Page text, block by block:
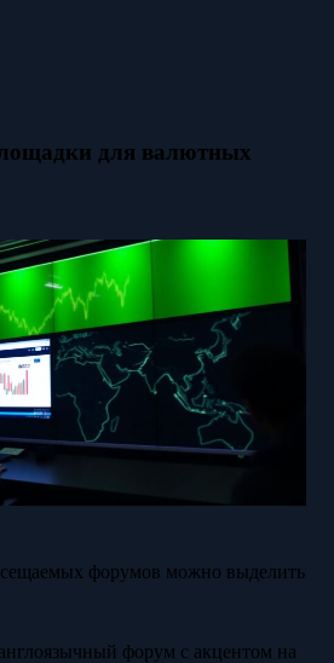
для валютных
форумов можно выделить
форум с акцентом на